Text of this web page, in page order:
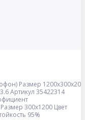
Размер 1200x300x20
3.6Артикул 35422314
Размер 300x1200 Цвет
95%